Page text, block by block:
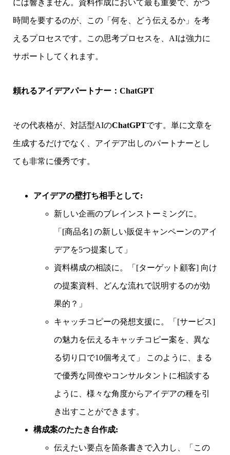
には響きません。資料作成において最も重要で、かつ
時間を要するのが、この「何を、どう伝えるか」を考
えるプロセスです。この思考プロセスを、AIは強力に
サポートしてくれます。
頼れるアイデアパートナー：ChatGPT
その代表格が、対話型AIのChatGPTです。単に文章を
生成するだけでなく、アイデア出しのパートナーとし
ても非常に優秀です。
アイデアの壁打ち相手として:
新しい企画のブレインストーミングに。
「[商品名] の新しい販促キャンペーンのアイ
デアを5つ提案して」
資料構成の相談に。「[ターゲット顧客] 向け
の提案資料、どんな流れで説明するのが効
果的？」
キャッチコピーの発想支援に。「[サービス]
の魅力を伝えるキャッチコピー案を、異な
る切り口で10個考えて」 このように、まる
で優秀な同僚やコンサルタントに相談する
ように、様々な角度からアイデアの種を引
き出すことができます。
構成案のたたき台作成:
伝えたい要点を箇条書きで入力し、「この